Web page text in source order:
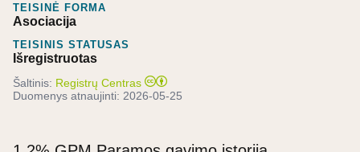
TEISINĖ FORMA
Asociacija
TEISINIS STATUSAS
Išregistruotas
Šaltinis: Registrų Centras
Duomenys atnaujinti: 2026-05-25